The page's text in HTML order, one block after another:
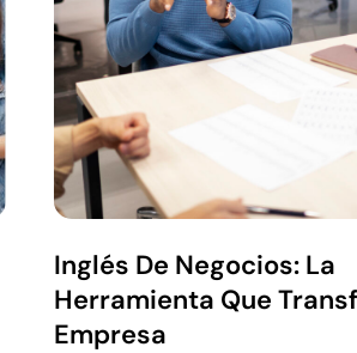
Inglés De Negocios: La
Herramienta Que
Empresa